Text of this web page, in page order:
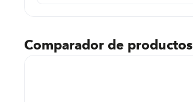
Comparador de productos